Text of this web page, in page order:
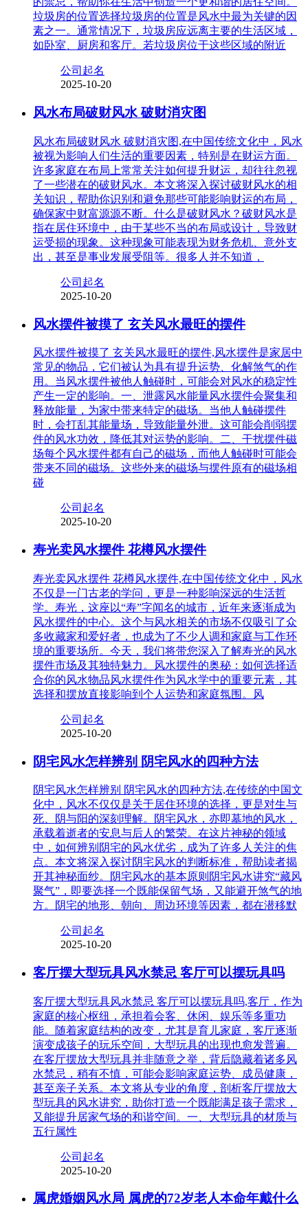
垃圾房的位置选择垃圾房的位置是风水中最为关键的因
素之一。通常情况下，垃圾房应远离主要的生活区域，
如卧室、厨房和客厅。若垃圾房位于这些区域的附近
公司起名
2025-10-20
风水布局破财风水 破财消灾图
风水布局破财风水 破财消灾图,在中国传统文化中，风水
被视为影响人们生活的重要因素，特别是在财运方面。
许多家庭在布局上常常关注如何提升财运，却往往忽视
了一些潜在的破财风水。本文将深入探讨破财风水的相
关知识，帮助你识别和避免那些可能影响财运的布局，
确保家中财富源源不断。什么是破财风水？破财风水是
指在居住环境中，由于某些不当的布局或设计，导致财
运受损的现象。这种现象可能表现为财务危机、意外支
出，甚至是事业发展受阻等。很多人并不知道，
公司起名
2025-10-20
风水摆件被摸了 玄关风水最旺的摆件
风水摆件被摸了 玄关风水最旺的摆件,风水摆件是家居中
常见的物品，它们被认为具有提升运势、化解煞气的作
用。当风水摆件被他人触碰时，可能会对风水的稳定性
产生一定的影响。一、泄露风水能量风水摆件会聚集和
释放能量，为家中带来特定的磁场。当他人触碰摆件
时，会打乱其能量场，导致能量外泄。这可能会削弱摆
件的风水功效，降低其对运势的影响。二、干扰摆件磁
场每个风水摆件都有自己的磁场，而他人触碰时可能会
带来不同的磁场。这些外来的磁场与摆件原有的磁场相
碰
公司起名
2025-10-20
寿光卖风水摆件 花樽风水摆件
寿光卖风水摆件 花樽风水摆件,在中国传统文化中，风水
不仅是一门古老的学问，更是一种影响深远的生活哲
学。寿光，这座以“寿”字闻名的城市，近年来逐渐成为
风水摆件的中心。这个与风水相关的市场不仅吸引了众
多收藏家和爱好者，也成为了不少人调和家庭与工作环
境的重要场所。今天，我们将带您深入了解寿光的风水
摆件市场及其独特魅力。风水摆件的奥秘：如何选择适
合你的风水物品风水摆件作为风水学中的重要元素，其
选择和摆放直接影响到个人运势和家庭氛围。风
公司起名
2025-10-20
阴宅风水怎样辨别 阴宅风水的四种方法
阴宅风水怎样辨别 阴宅风水的四种方法,在传统的中国文
化中，风水不仅仅是关于居住环境的选择，更是对生与
死、阴与阳的深刻理解。阴宅风水，亦即墓地的风水，
承载着逝者的安息与后人的繁荣。在这片神秘的领域
中，如何辨别阴宅的风水优劣，成为了许多人关注的焦
点。本文将深入探讨阴宅风水的判断标准，帮助读者揭
开其神秘面纱。阴宅风水的基本原则阴宅风水讲究“藏风
聚气”，即要选择一个既能保留气场，又能避开煞气的地
方。阴宅的地形、朝向、周边环境等因素，都在潜移默
公司起名
2025-10-20
客厅摆大型玩具风水禁忌 客厅可以摆玩具吗
客厅摆大型玩具风水禁忌 客厅可以摆玩具吗,客厅，作为
家庭的核心枢纽，承担着会客、休闲、娱乐等多重功
能。随着家庭结构的改变，尤其是育儿家庭，客厅逐渐
演变成孩子的玩乐空间，大型玩具的出现也愈发普遍。
在客厅摆放大型玩具并非随意之举，背后隐藏着诸多风
水禁忌，稍有不慎，可能会影响家庭运势、成员健康，
甚至亲子关系。本文将从专业的角度，剖析客厅摆放大
型玩具的风水讲究，助你打造一个既能满足孩子需求，
又能提升居家气场的和谐空间。一、大型玩具的材质与
五行属性
公司起名
2025-10-20
属虎婚姻风水局 属虎的72岁老人本命年戴什么